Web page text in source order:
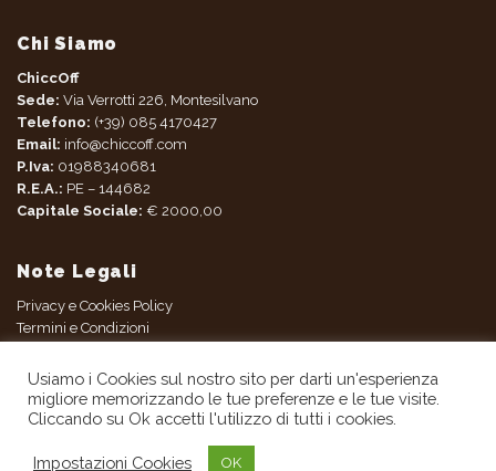
Chi Siamo
ChiccOff
Sede: Via Verrotti 226, Montesilvano
Telefono: (+39) 085 4170427
Email: info@chiccoff.com
P.Iva: 01988340681
R.E.A.: PE – 144682
Capitale Sociale: € 2000,00
Note Legali
Privacy e Cookies Policy
Termini e Condizioni
Copyright 2026 ©Chiccoff- Website by Firmà™ - All Right
Usiamo i Cookies sul nostro sito per darti un'esperienza
migliore memorizzando le tue preferenze e le tue visite.
Cliccando su Ok accetti l'utilizzo di tutti i cookies.
Impostazioni Cookies OK